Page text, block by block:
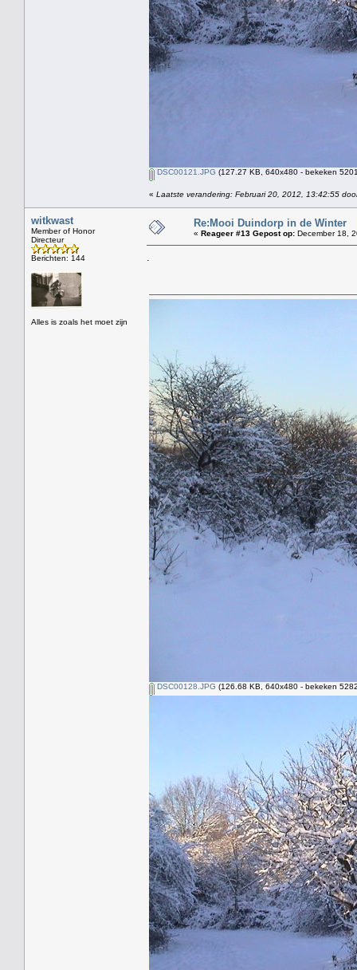
DSC00121.JPG (127.27 KB, 640x480 - bekeken
« Laatste verandering: Februari 20, 2012, 13:42:55
witkwast
Member of Honor
Directeur
Berichten: 144
Alles is zoals het moet zijn
Re:Mooi Duindorp in de Winter
« Reageer #13 Gepost op: December 18,
DSC00128.JPG (126.68 KB, 640x480 - bekeken